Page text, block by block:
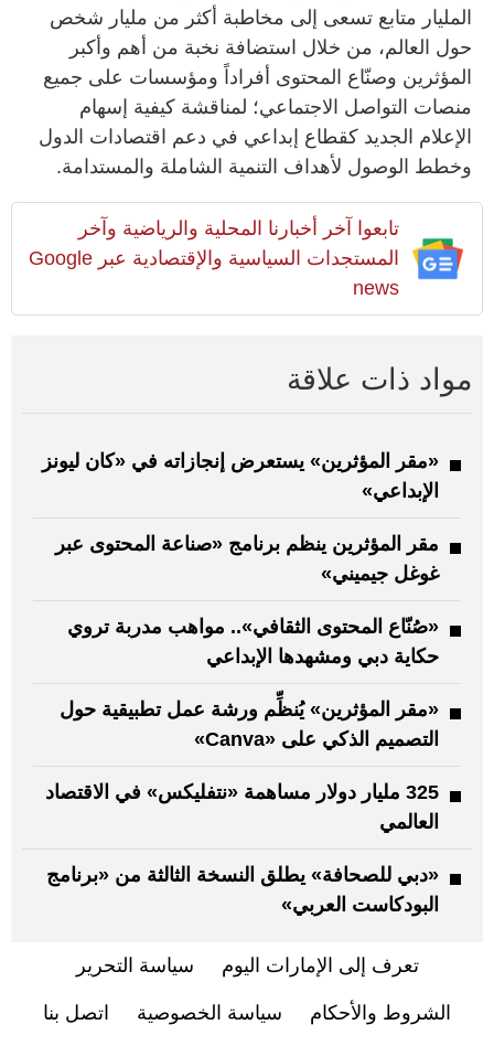
المليار متابع تسعى إلى مخاطبة أكثر من مليار شخص
حول العالم، من خلال استضافة نخبة من أهم وأكبر
المؤثرين وصنّاع المحتوى أفراداً ومؤسسات على جميع
منصات التواصل الاجتماعي؛ لمناقشة كيفية إسهام
الإعلام الجديد كقطاع إبداعي في دعم اقتصادات الدول
وخطط الوصول لأهداف التنمية الشاملة والمستدامة.
تابعوا آخر أخبارنا المحلية والرياضية وآخر
المستجدات السياسية والإقتصادية عبر Google
news
مواد ذات علاقة
«مقر المؤثرين» يستعرض إنجازاته في «كان ليونز
الإبداعي»
مقر المؤثرين ينظم برنامج «صناعة المحتوى عبر
غوغل جيميني»
«صُنّاع المحتوى الثقافي».. مواهب مدربة تروي
حكاية دبي ومشهدها الإبداعي
«مقر المؤثرين» يُنظِّم ورشة عمل تطبيقية حول
التصميم الذكي على «Canva»
325 مليار دولار مساهمة «نتفليكس» في الاقتصاد
العالمي
«دبي للصحافة» يطلق النسخة الثالثة من «برنامج
البودكاست العربي»
تعرف إلى الإمارات اليوم سياسة التحرير
الشروط والأحكام سياسة الخصوصية اتصل بنا